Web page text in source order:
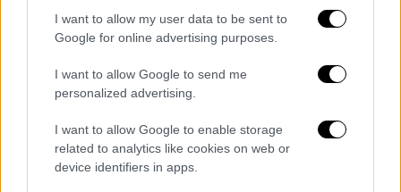
I want to allow my user data to be sent to
Google for online advertising purposes.
I want to allow Google to send me
personalized advertising.
I want to allow Google to enable storage
related to analytics like cookies on web or
device identifiers in apps.
Παπακαλιάτη. Σημαντικά κοινωνικά ζητήματα
αντιμετωπίζονται επιφανειακά, η πλοκή αργή,
δεν υπάρχει σασπένς και σε αρκετές σκηνές
υπάρχει έντονη επίκληση στο συναίσθημα.
Από τα πρώτα κιόλας λεπτά, ο τηλεθεατής
αρχίζει γρήγορα να μετράει τον χρόνο για να
φτάσει στο τέλος.